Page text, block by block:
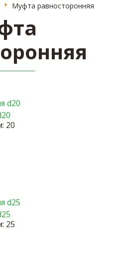
Муфта равносторонняя
20
25